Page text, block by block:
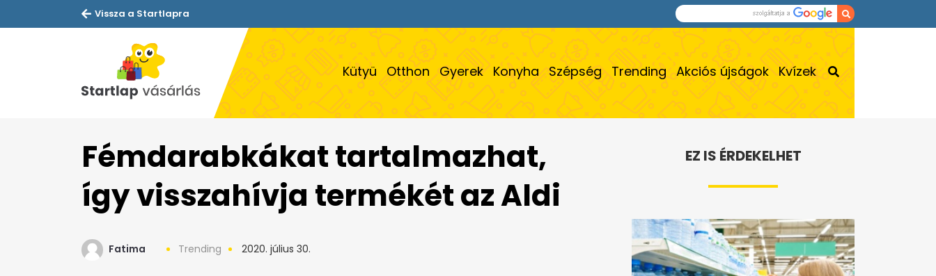
Vissza a Startlapra
Kütyü Otthon Gyerek Konyha Szépség Trending Akciós újságok Kvízek
Fémdarabkákat tartalmazhat,
így visszahívja termékét az Aldi
Fatima Trending 2020. július 30.
EZ IS ÉRDEKELHET